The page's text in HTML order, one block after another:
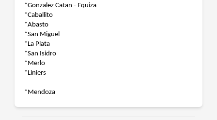
*Gonzalez Catan - Equiza
*Caballito
*Abasto
*San Miguel
*La Plata
*San Isidro
*Merlo
*Liniers
*Mendoza